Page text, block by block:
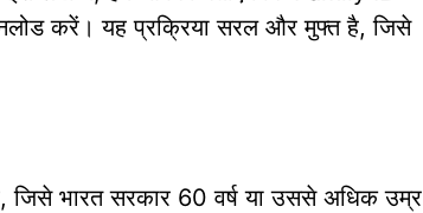
करें। यह प्रक्रिया सरल और मुफ्त है, जिसे
जिसे भारत सरकार 60 वर्ष या उससे अधिक उम्र